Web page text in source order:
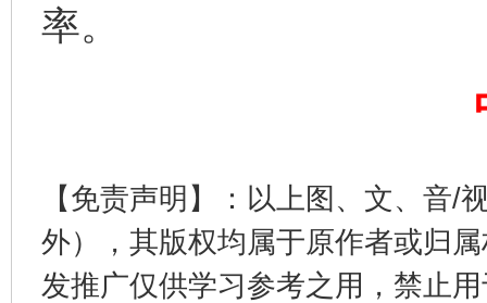
率。
【免责声明】：以上图、文、音/
外），其版权均属于原作者或归
发推广仅供学习参考之用，禁止
东山县通报“牛蛙产品抗生素超标问题” 法